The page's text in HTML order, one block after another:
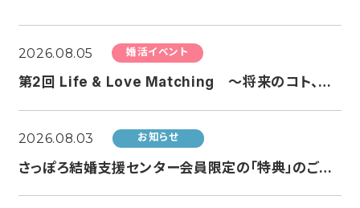
2026.08.05 婚活イベント
第2回 Life & Love Matching ～将来のコト、ちょっと話してみる？婚活～
2026.08.03 お知らせ
さっぽろ結婚支援センター会員限定の「特典」のご案内（AUNO by JOHNSON HOMES様より）